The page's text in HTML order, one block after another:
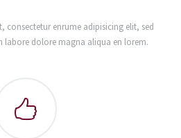
consectetur enrume adipisicing elit, sed
labore dolore magna aliqua en lorem.